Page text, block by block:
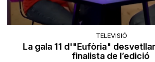
TELEVISIÓ
La gala 11 d'"Eufòria"
finalista de l’edició